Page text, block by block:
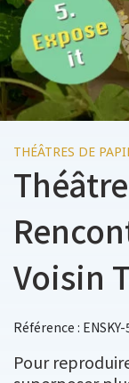
THÉÂTRES DE
Voisin
Référence :
Pour